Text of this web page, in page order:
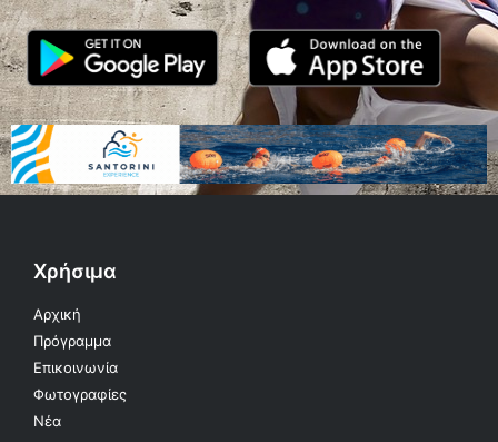
Χρήσιμα
Αρχική
Πρόγραμμα
Επικοινωνία
Φωτογραφίες
Νέα